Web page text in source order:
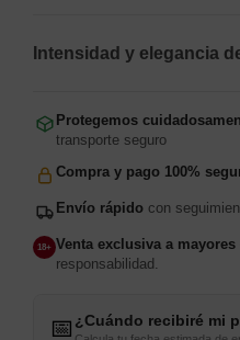
Intensidad y elegancia
Protegemos
transporte seguro
Compra y pago 100%
Envío rápido con
18+ Venta exclusiva a mayores
responsabilidad.
📅 ¿Cuándo recibiré mi